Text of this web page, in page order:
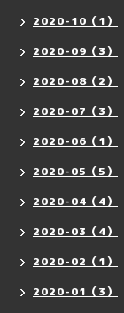
2020-10（1）
2020-09（3）
2020-08（2）
2020-07（3）
2020-06（1）
2020-05（5）
2020-04（4）
2020-03（4）
2020-02（1）
2020-01（3）